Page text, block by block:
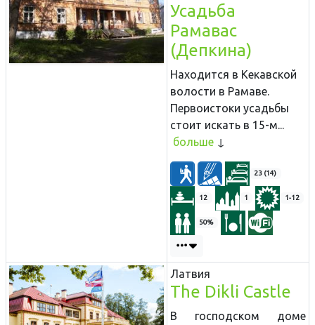
Усадьба
Рамавас
(Депкина)
Находится в Кекавской
волости в Рамаве.
Первоистоки усадьбы
стоит искать в 15-м...
больше
23 (14)
12 1 1-12
50%
Латвия
The Dikli Castle
В господском доме